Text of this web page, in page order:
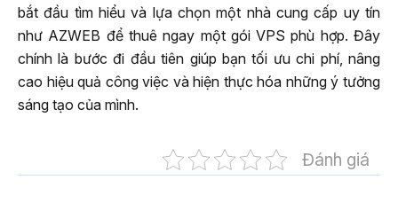
bắt đầu tìm hiểu và lựa chọn một nhà cung cấp uy tín
như AZWEB để thuê ngay một gói VPS phù hợp. Đây
chính là bước đi đầu tiên giúp bạn tối ưu chi phí, nâng
cao hiệu quả công việc và hiện thực hóa những ý tưởng
sáng tạo của mình.
Đánh giá